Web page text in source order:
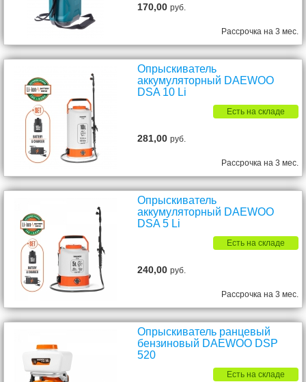
170,00руб.
Рассрочка на 3 мес.
Опрыскиватель
аккумуляторный DAEWOO
DSA 10 Li
Есть на складе
281,00руб.
Рассрочка на 3 мес.
Опрыскиватель
аккумуляторный DAEWOO
DSA 5 Li
Есть на складе
240,00руб.
Рассрочка на 3 мес.
Опрыскиватель ранцевый
бензиновый DAEWOO DSP
520
Есть на складе